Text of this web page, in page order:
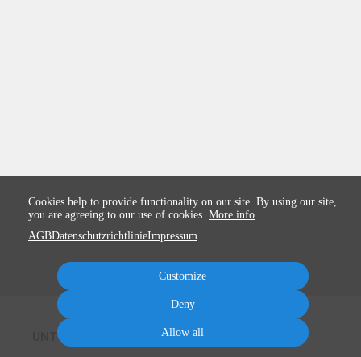
UNTERWEGS MIT BIGGI UND FLO
Cookies help to provide functionality on our site. By using our site,
you are agreeing to our use of cookies. More info
AGBDatenschutzrichtlinieImpressum
Customize
Deny
Allow all